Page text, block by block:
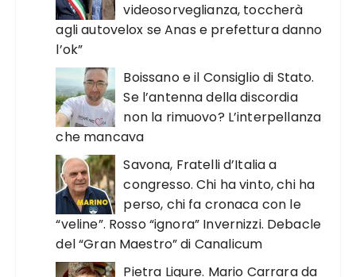
videosorveglianza, toccherà
agli autovelox se Anas e prefettura danno
l’ok”
Boissano e il Consiglio di Stato.
Se l’antenna della discordia
non la rimuovo? L’interpellanza
che mancava
Savona, Fratelli d’Italia a
congresso. Chi ha vinto, chi ha
perso, chi fa cronaca con le
“veline”. Rosso “ignora” Invernizzi. Debacle
del “Gran Maestro” di Canalicum
Pietra Ligure. Mario Carrara da